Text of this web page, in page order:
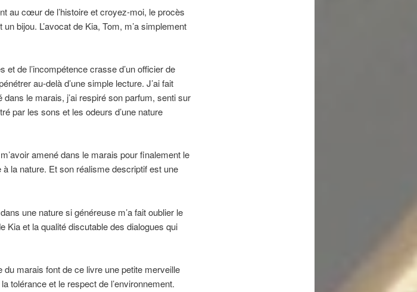
au cœur de l’histoire et croyez-moi, le procès
bijou. L’avocat de Kia, Tom, m’a simplement
de l’incompétence crasse d’un officier de
au-delà d’une simple lecture. J’ai fait
dans le marais, j’ai respiré son parfum, senti sur
par les sons et les odeurs d’une nature
amené dans le marais pour finalement le
la nature. Et son réalisme descriptif est une
une nature si généreuse m’a fait oublier le
Kia et la qualité discutable des dialogues qui
marais font de ce livre une petite merveille
tolérance et le respect de l’environnement.